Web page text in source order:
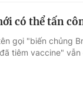
có thể tấn
gọi "biến chủng
tiêm vaccine" vẫn